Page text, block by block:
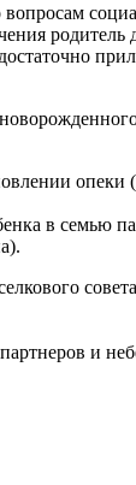
родитель
опеки
в семью
и